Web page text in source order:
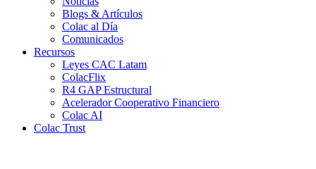
Blogs & Artículos
Colac al Día
Comunicados
Recursos
Leyes CAC Latam
ColacFlix
R4 GAP Estructural
Acelerador Cooperativo Financiero
Colac AI
Colac Trust